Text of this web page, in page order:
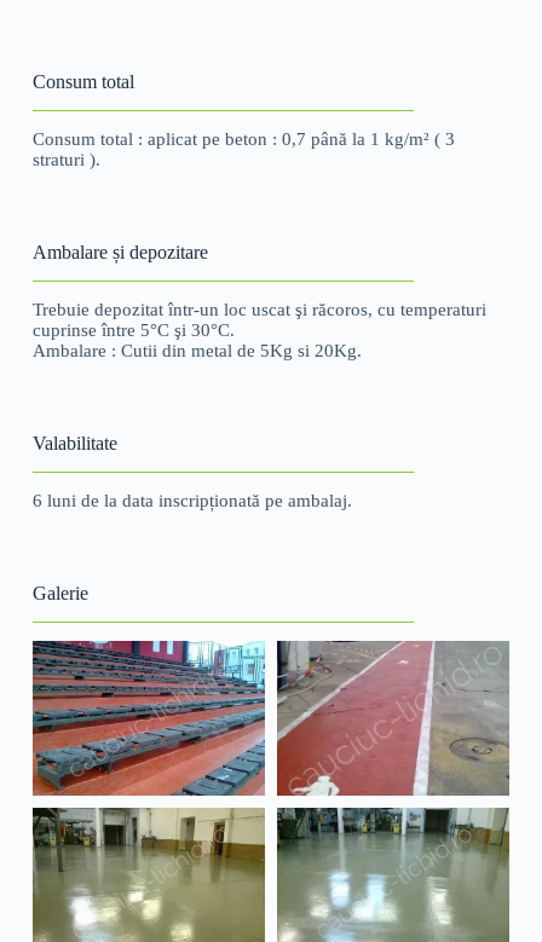
Consum total
Consum total : aplicat pe beton : 0,7 până la 1 kg/m² ( 3
straturi ).
Ambalare și depozitare
Trebuie depozitat într-un loc uscat şi răcoros, cu temperaturi
cuprinse între 5°C şi 30°C.
Ambalare : Cutii din metal de 5Kg si 20Kg.
Valabilitate
6 luni de la data inscripționată pe ambalaj.
Galerie